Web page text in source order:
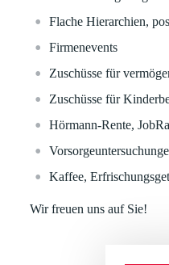
Flache Hierarchien,
Firmenevents
Zuschüsse für
Zuschüsse für
Hörmann-Rente,
Kaffee,
Wir freuen uns auf Sie!